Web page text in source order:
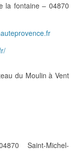
la fontaine – 04870
du Moulin à Vent
Saint-Michel-